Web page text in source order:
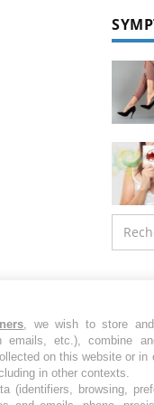
les semaines les
, we wish to store
emails, etc.), combine
on this website or
in other contexts.
(identifiers, browsing,